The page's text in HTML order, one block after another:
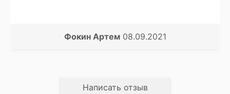
Фокин Артем08.09.2021
Написать отзыв